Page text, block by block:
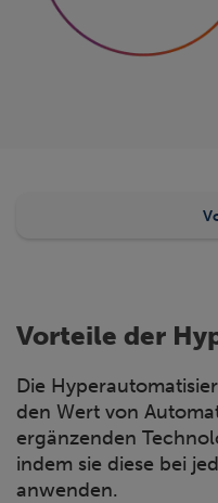
Vorteile der
Die
den Wert von
ergänzenden
indem sie diese bei
anwenden.